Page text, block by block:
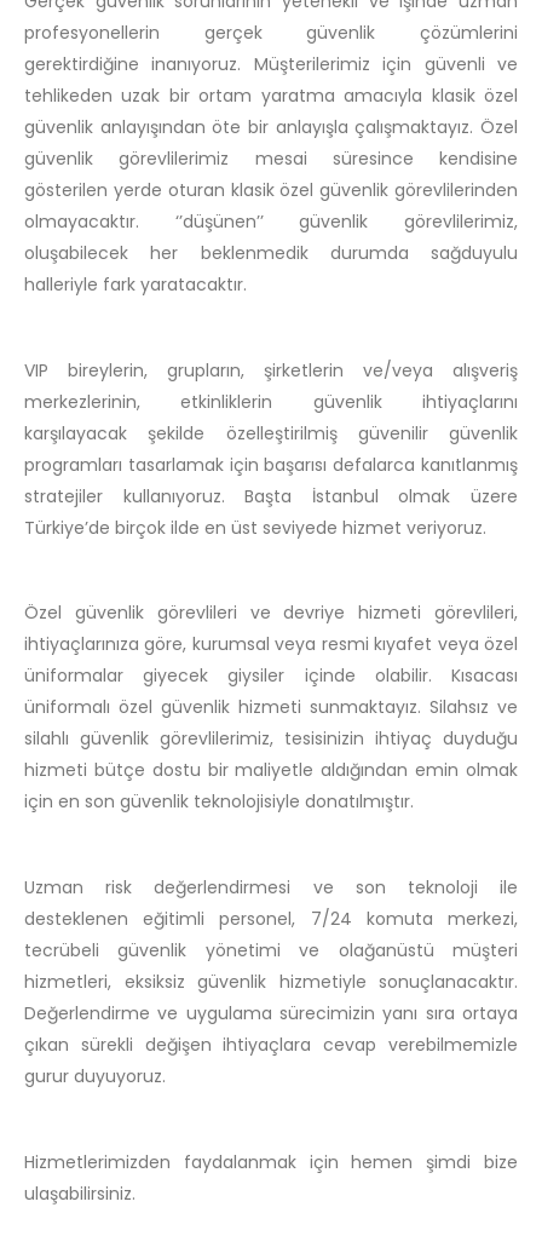
profesyonellerin gerçek güvenlik çözümlerini
gerektirdiğine inanıyoruz. Müşterilerimiz için güvenli ve
tehlikeden uzak bir ortam yaratma amacıyla klasik özel
güvenlik anlayışından öte bir anlayışla çalışmaktayız. Özel
güvenlik görevlilerimiz mesai süresince kendisine
gösterilen yerde oturan klasik özel güvenlik görevlilerinden
olmayacaktır. ‘’düşünen’’ güvenlik görevlilerimiz,
oluşabilecek her beklenmedik durumda sağduyulu
halleriyle fark yaratacaktır.
VIP bireylerin, grupların, şirketlerin ve/veya alışveriş
merkezlerinin, etkinliklerin güvenlik ihtiyaçlarını
karşılayacak şekilde özelleştirilmiş güvenilir güvenlik
programları tasarlamak için başarısı defalarca kanıtlanmış
stratejiler kullanıyoruz. Başta İstanbul olmak üzere
Türkiye’de birçok ilde en üst seviyede hizmet veriyoruz.
Özel güvenlik görevlileri ve devriye hizmeti görevlileri,
ihtiyaçlarınıza göre, kurumsal veya resmi kıyafet veya özel
üniformalar giyecek giysiler içinde olabilir. Kısacası
üniformalı özel güvenlik hizmeti sunmaktayız. Silahsız ve
silahlı güvenlik görevlilerimiz, tesisinizin ihtiyaç duyduğu
hizmeti bütçe dostu bir maliyetle aldığından emin olmak
için en son güvenlik teknolojisiyle donatılmıştır.
Uzman risk değerlendirmesi ve son teknoloji ile
desteklenen eğitimli personel, 7/24 komuta merkezi,
tecrübeli güvenlik yönetimi ve olağanüstü müşteri
hizmetleri, eksiksiz güvenlik hizmetiyle sonuçlanacaktır.
Değerlendirme ve uygulama sürecimizin yanı sıra ortaya
çıkan sürekli değişen ihtiyaçlara cevap verebilmemizle
gurur duyuyoruz.
Hizmetlerimizden faydalanmak için hemen şimdi bize
ulaşabilirsiniz.